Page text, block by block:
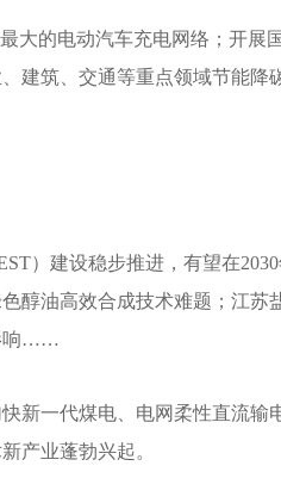
大的电动汽车充电网络；开
筑、交通等重点领域节能降
）建设稳步推进，有望在
醇油高效合成技术难题；江
响……
新一代煤电、电网柔性直流
产业蓬勃兴起。